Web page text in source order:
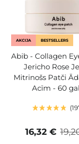
AKCIJA BESTSELLERS
Abib - Collagen
Jericho Rose
Mitrinošs Patči
Acīm - 60
16,32 €